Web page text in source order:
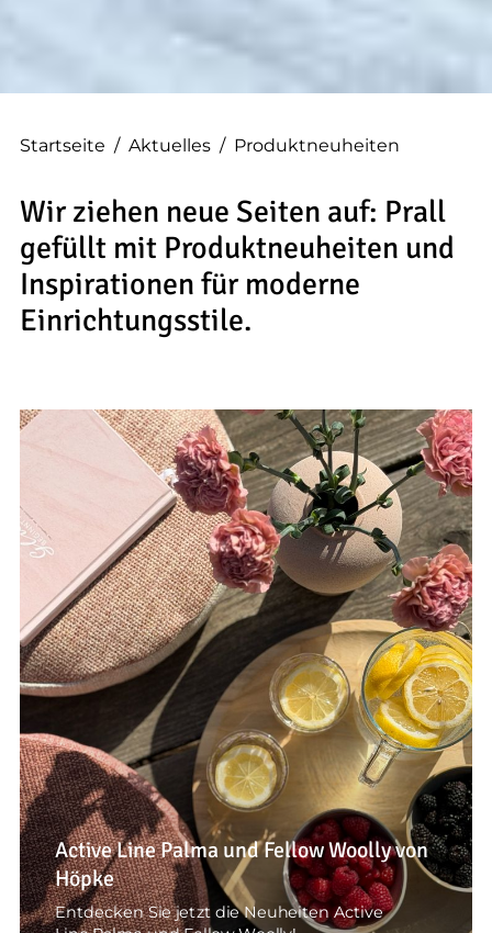
Startseite / Aktuelles / Produktneuheiten
Wir ziehen neue Seiten auf: Prall
gefüllt mit Produktneuheiten und
Inspirationen für moderne
Einrichtungsstile.
Active Line Palma und Fellow Woolly von
Höpke
Entdecken Sie jetzt die Neuheiten Active